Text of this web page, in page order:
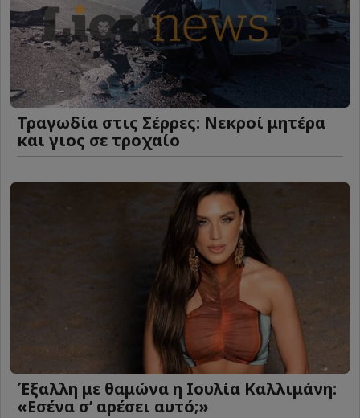
Τραγωδία στις Σέρρες: Νεκροί μητέρα
και γιος σε τροχαίο
Έξαλλη με θαμώνα η Ιουλία Καλλιμάνη:
«Εσένα σ’ αρέσει αυτό;»